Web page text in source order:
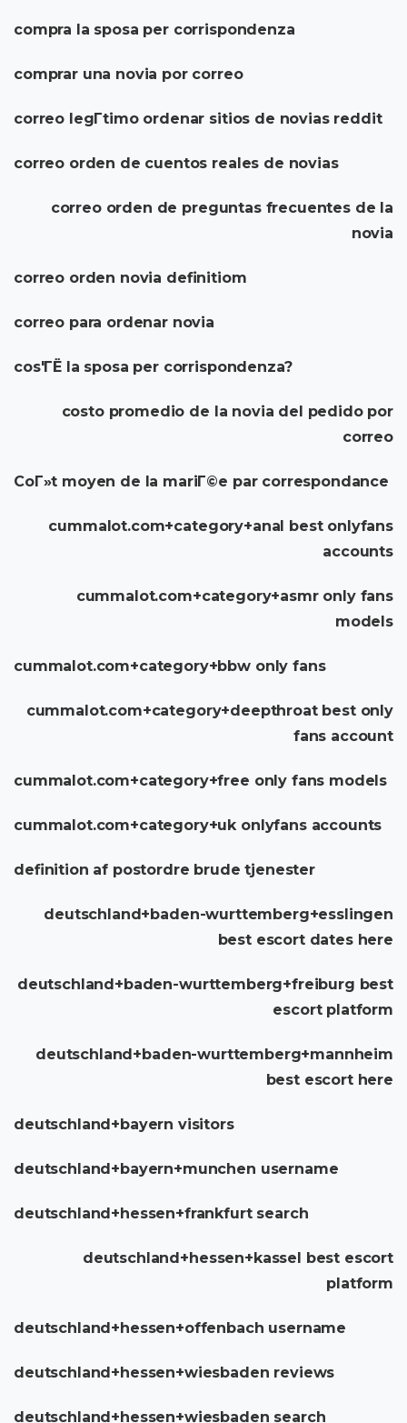
compra la sposa per corrispondenza
comprar una novia por correo
correo legГ­timo ordenar sitios de novias reddit
correo orden de cuentos reales de novias
correo orden de preguntas frecuentes de la
novia
correo orden novia definitiom
correo para ordenar novia
cos'ГЁ la sposa per corrispondenza?
costo promedio de la novia del pedido por
correo
CoГ»t moyen de la mariГ©e par correspondance
cummalot.com+category+anal best onlyfans
accounts
cummalot.com+category+asmr only fans
models
cummalot.com+category+bbw only fans
cummalot.com+category+deepthroat best only
fans account
cummalot.com+category+free only fans models
cummalot.com+category+uk onlyfans accounts
definition af postordre brude tjenester
deutschland+baden-wurttemberg+esslingen
best escort dates here
deutschland+baden-wurttemberg+freiburg best
escort platform
deutschland+baden-wurttemberg+mannheim
best escort here
deutschland+bayern visitors
deutschland+bayern+munchen username
deutschland+hessen+frankfurt search
deutschland+hessen+kassel best escort
platform
deutschland+hessen+offenbach username
deutschland+hessen+wiesbaden reviews
deutschland+hessen+wiesbaden search